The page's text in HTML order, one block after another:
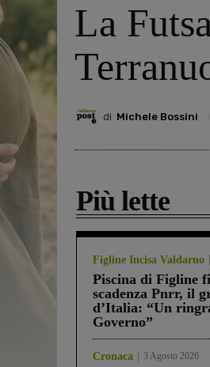
La
di Michele Bossini
Più lette
Figline Incisa Valdarno
Piscina di Figline
scadenza Pnrr, il
d’Italia: “Un
Governo”
Cronaca 3 Agosto 2026